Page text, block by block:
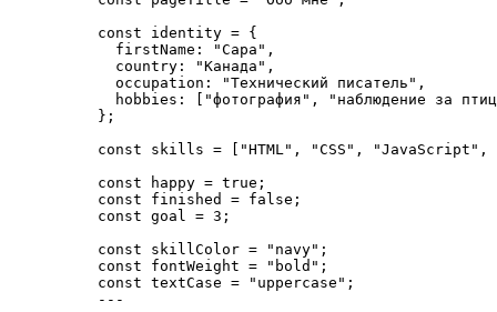
const identity = {
firstName:
"Сара " ,
country:
"Канада " ,
occupation:
"Технический писатель " ,
hobbies:
"фотография " , " наблюдение за
} ;
const skills = "HTML " , "CSS " , "JavaScript " ,
const
happy = true ;
const finished = false ;
const goal = 3 ;
const skillColor = " navy" ;
const fontWeight = " bold " ;
const textCase = " uppercase " ;
---